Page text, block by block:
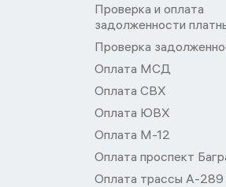
Проверка и оплата
задолженности
Проверка
Оплата МСД
Оплата СВХ
Оплата ЮВХ
Оплата М-12
Оплата проспект
Оплата трассы А-289